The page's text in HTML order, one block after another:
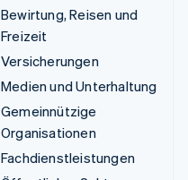
Bewirtung, Reisen und
Freizeit
Versicherungen
Medien und Unterhaltung
Gemeinnützige
Organisationen
Fachdienstleistungen